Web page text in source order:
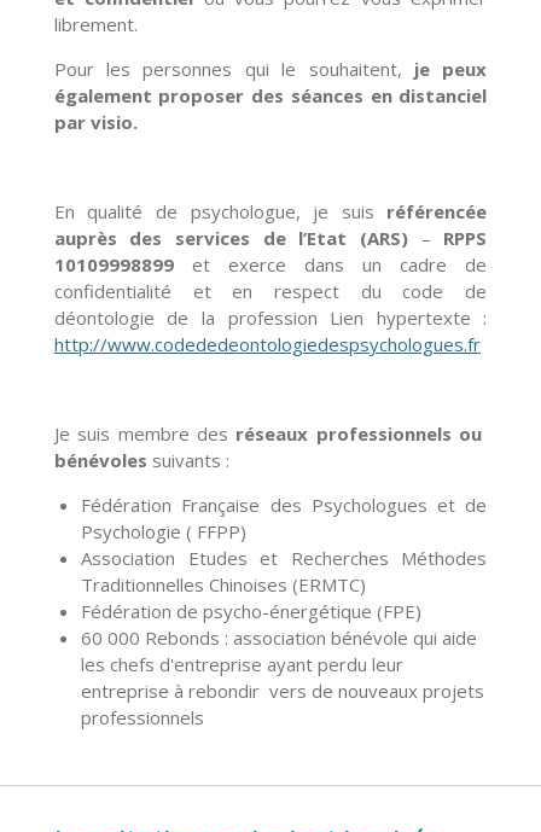
librement.
Pour les personnes qui le souhaitent, je peux
également proposer des séances en distanciel
par visio.
En qualité de psychologue, je suis référencée
auprès des services de l’Etat (ARS)– RPPS
10109998899et exerce dans un cadre de
confidentialité et en respect du code de
déontologie de la profession Lien hypertexte :
http://www.codededeontologiedespsychologues.fr
Je suis membre des réseaux professionnels ou
bénévoles suivants :
Fédération Française des Psychologues et de
Psychologie ( FFPP)
Association Etudes et Recherches Méthodes
Traditionnelles Chinoises (ERMTC)
Fédération de psycho-énergétique (FPE)
60 000 Rebonds : association bénévole qui aide
les chefs d'entreprise ayant perdu leur
entreprise à rebondir vers de nouveaux projets
professionnels